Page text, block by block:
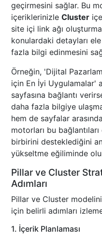
geçirmesini sağlar. Bu
içeriklerinizle Cluster
site içi link ağı
konulardaki detayları
fazla bilgi edinmesini
Örneğin, 'Dijital
için En İyi Uygulamalar'
sayfasına bağlantı
daha fazla bilgiye
hem de sayfalar
motorları bu
birbirini desteklediğini
yükseltme eğiliminde
Pillar ve Cluster
Adımları
Pillar ve Cluster
için belirli adımları
1. İçerik Planlaması